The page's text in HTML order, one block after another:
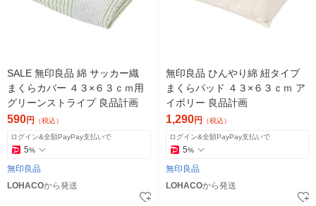
SALE 無印良品 綿 サッカー織
まくらカバー ４３×６３ｃｍ用
グリーンストライプ 良品計画
590円 （税込）
ログイン&全額PayPay支払いで
5%
無印良品
LOHACOから発送
無印良品 ひんやり綿 紐タイプ
まくらパッド ４３×６３ｃｍ ア
イボリー 良品計画
1,290円 （税込）
ログイン&全額PayPay支払いで
5%
無印良品
LOHACOから発送